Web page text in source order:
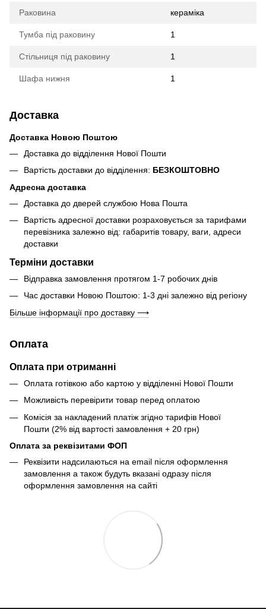
Раковина кераміка
Тумба під раковину 1
Стільниця під раковину 1
Шафа нижня 1
Доставка
Доставка Новою Поштою
Доставка до відділення Нової Пошти
Вартість доставки до відділення: БЕЗКОШТОВНО
Адресна доставка
Доставка до дверей службою Нова Пошта
Вартість адресної доставки розраховується за тарифами
перевізника залежно від: габаритів товару, ваги, адреси
доставки
Терміни доставки
Відправка замовлення протягом 1-7 робочих днів
Час доставки Новою Поштою: 1-3 дні залежно від регіону
Більше інформації про доставку ⟶
Оплата
Оплата при отриманні
Оплата готівкою або картою у відділенні Нової Пошти
Можливість перевірити товар перед оплатою
Комісія за накладений платіж згідно тарифів Нової
Пошти (2% від вартості замовлення + 20 грн)
Оплата за реквізитами ФОП
Реквізити надсилаються на email після оформлення
замовлення а також будуть вказані одразу після
оформлення замовлення на сайті